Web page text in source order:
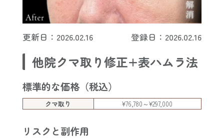
更新日：2026.02.16 登録日：2026.02.16
他院クマ取り修正+表ハムラ法
標準的な価格（税込）
クマ取り ¥76,780～¥297,000
リスクと副作用